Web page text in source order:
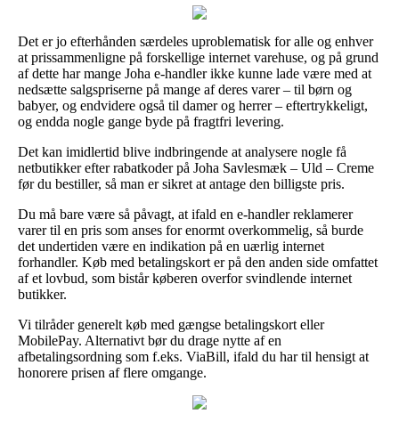
Det er jo efterhånden særdeles uproblematisk for alle og enhver
at prissammenligne på forskellige internet varehuse, og på grund
af dette har mange Joha e-handler ikke kunne lade være med at
nedsætte salgspriserne på mange af deres varer – til børn og
babyer, og endvidere også til damer og herrer – eftertrykkeligt,
og endda nogle gange byde på fragtfri levering.
Det kan imidlertid blive indbringende at analysere nogle få
netbutikker efter rabatkoder på Joha Savlesmæk – Uld – Creme
før du bestiller, så man er sikret at antage den billigste pris.
Du må bare være så påvagt, at ifald en e-handler reklamerer
varer til en pris som anses for enormt overkommelig, så burde
det undertiden være en indikation på en uærlig internet
forhandler. Køb med betalingskort er på den anden side omfattet
af et lovbud, som bistår køberen overfor svindlende internet
butikker.
Vi tilråder generelt køb med gængse betalingskort eller
MobilePay. Alternativt bør du drage nytte af en
afbetalingsordning som f.eks. ViaBill, ifald du har til hensigt at
honorere prisen af flere omgange.